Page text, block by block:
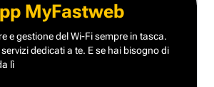
MyFastweb
e gestione del Wi-Fi sempre in tasca.
dedicati a te. E se hai bisogno di
lì